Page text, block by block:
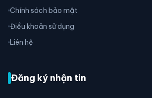
Chính sách bảo mật
Điều khoản sử dụng
Liên hệ
Đăng ký nhận tin